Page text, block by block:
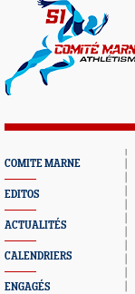
COMITE MARNE
EDITOS
ACTUALITÉS
CALENDRIERS
ENGAGÉS